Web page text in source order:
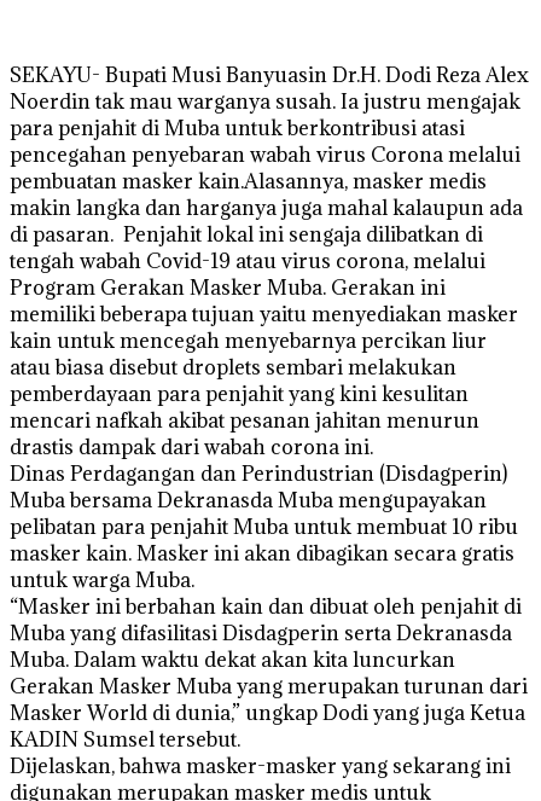
SEKAYU- Bupati Musi Banyuasin Dr.H. Dodi Reza Alex
Noerdin tak mau warganya susah. Ia justru mengajak
para penjahit di Muba untuk berkontribusi atasi
pencegahan penyebaran wabah virus Corona melalui
pembuatan masker kain.Alasannya, masker medis
makin langka dan harganya juga mahal kalaupun ada
di pasaran. Penjahit lokal ini sengaja dilibatkan di
tengah wabah Covid-19 atau virus corona, melalui
Program Gerakan Masker Muba. Gerakan ini
memiliki beberapa tujuan yaitu menyediakan masker
kain untuk mencegah menyebarnya percikan liur
atau biasa disebut droplets sembari melakukan
pemberdayaan para penjahit yang kini kesulitan
mencari nafkah akibat pesanan jahitan menurun
drastis dampak dari wabah corona ini.
Dinas Perdagangan dan Perindustrian (Disdagperin)
Muba bersama Dekranasda Muba mengupayakan
pelibatan para penjahit Muba untuk membuat 10 ribu
masker kain. Masker ini akan dibagikan secara gratis
untuk warga Muba.
“Masker ini berbahan kain dan dibuat oleh penjahit di
Muba yang difasilitasi Disdagperin serta Dekranasda
Muba. Dalam waktu dekat akan kita luncurkan
Gerakan Masker Muba yang merupakan turunan dari
Masker World di dunia,” ungkap Dodi yang juga Ketua
KADIN Sumsel tersebut.
Dijelaskan, bahwa masker-masker yang sekarang ini
digunakan merupakan masker medis untuk